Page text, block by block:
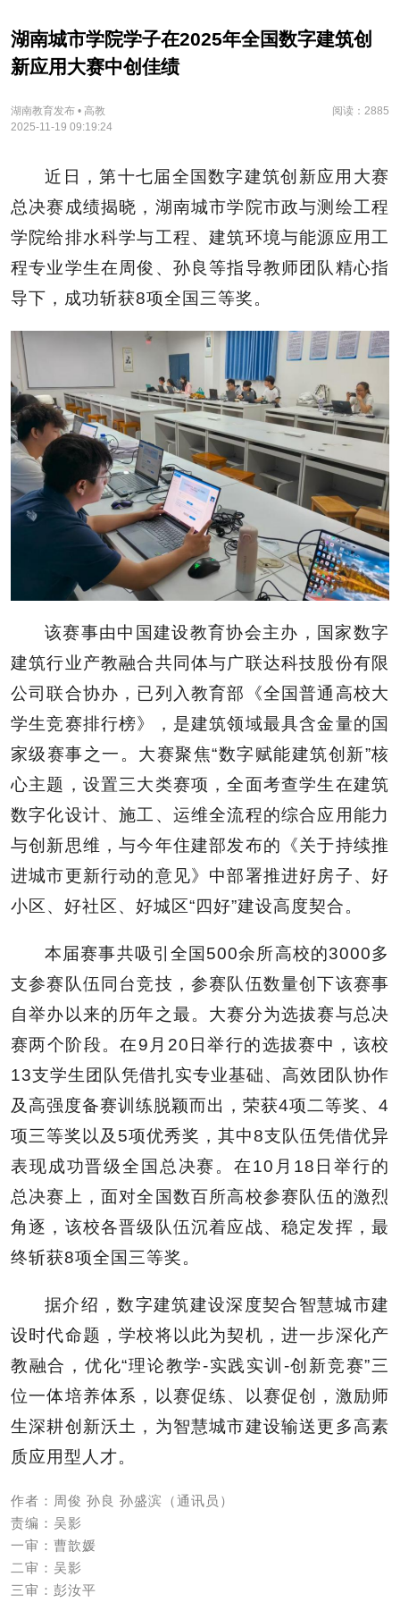
湖南城市学院学子在2025年全国数字建筑创
新应用大赛中创佳绩
湖南教育发布 • 高教
阅读：2885
2025-11-19 09:19:24
​近日，第十七届全国数字建筑创新应用大赛
总决赛成绩揭晓，湖南城市学院市政与测绘工程
学院给排水科学与工程、建筑环境与能源应用工
程专业学生在周俊、孙良等指导教师团队精心指
导下，成功斩获8项全国三等奖。
该赛事由中国建设教育协会主办，国家数字
建筑行业产教融合共同体与广联达科技股份有限
公司联合协办，已列入教育部《全国普通高校大
学生竞赛排行榜》，是建筑领域最具含金量的国
家级赛事之一。大赛聚焦“数字赋能建筑创新”核
心主题，设置三大类赛项，全面考查学生在建筑
数字化设计、施工、运维全流程的综合应用能力
与创新思维，与今年住建部发布的《关于持续推
进城市更新行动的意见》中部署推进好房子、好
小区、好社区、好城区“四好”建设高度契合。
本届赛事共吸引全国500余所高校的3000多
支参赛队伍同台竞技，参赛队伍数量创下该赛事
自举办以来的历年之最。大赛分为选拔赛与总决
赛两个阶段。在9月20日举行的选拔赛中，该校
13支学生团队凭借扎实专业基础、高效团队协作
及高强度备赛训练脱颖而出，荣获4项二等奖、4
项三等奖以及5项优秀奖，其中8支队伍凭借优异
表现成功晋级全国总决赛。在10月18日举行的
总决赛上，面对全国数百所高校参赛队伍的激烈
角逐，该校各晋级队伍沉着应战、稳定发挥，最
终斩获8项全国三等奖。
据介绍，数字建筑建设深度契合智慧城市建
设时代命题，学校将以此为契机，进一步深化产
教融合，优化“理论教学-实践实训-创新竞赛”三
位一体培养体系，以赛促练、以赛促创，激励师
生深耕创新沃土，为智慧城市建设输送更多高素
质应用型人才。
作者：周俊 孙良 孙盛滨（通讯员）
责编：吴影
一审：曹歆媛
二审：吴影
三审：彭汝平